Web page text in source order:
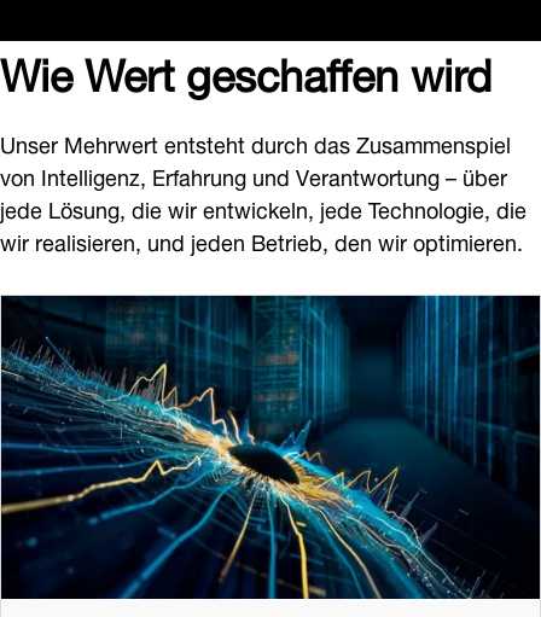
WieWert geschaffen wird
Unser Mehrwert entsteht durch das Zusammenspiel
von Intelligenz, Erfahrung und Verantwortung – über
jede Lösung, die wir entwickeln, jede Technologie, die
wir realisieren, und jeden Betrieb, den wir optimieren.